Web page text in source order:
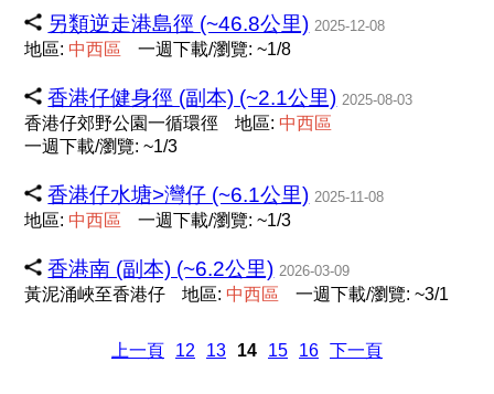
另類逆走港島徑 (~46.8公里) 2025-12-08
地區: 中西區 一週下載/瀏覽: ~1/8
香港仔健身徑 (副本) (~2.1公里) 2025-08-03
香港仔郊野公園一循環徑 地區: 中西區
一週下載/瀏覽: ~1/3
香港仔水塘>灣仔 (~6.1公里) 2025-11-08
地區: 中西區 一週下載/瀏覽: ~1/3
香港南 (副本) (~6.2公里) 2026-03-09
黃泥涌峽至香港仔 地區: 中西區 一週下載/瀏覽: ~3/1
上一頁 12 13 14 15 16 下一頁